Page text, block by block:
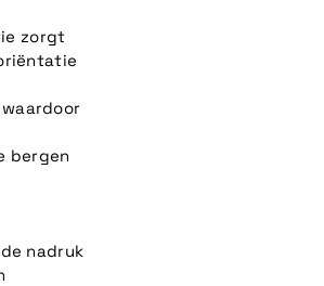
zorgt
bergen
nadruk